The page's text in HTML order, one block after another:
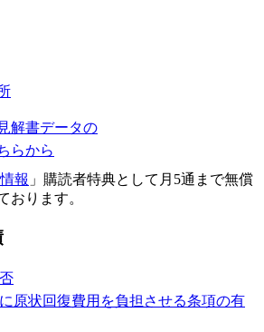
解書データの
らから
報 」購読者特典として月5通まで無償
おります。
原状回復費用を負担させる条項の有